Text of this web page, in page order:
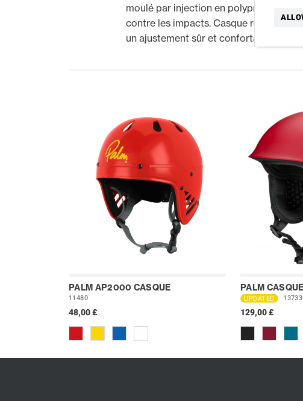
moulé par injection en polypropylène
contre les impacts. Casque réglable et
un ajustement sûr et confortable.
PALM AP2000 CASQUE
11480
48,00 £
PALM
UPDATED 13733
129,00 £